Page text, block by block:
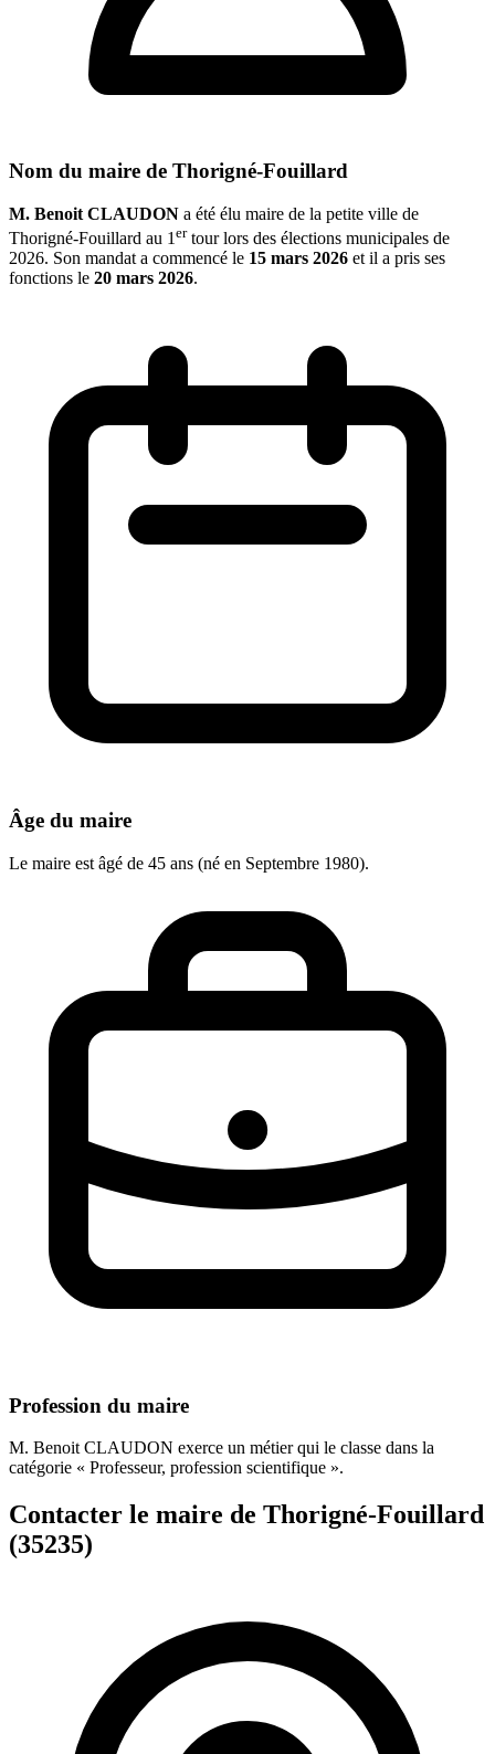
Nom du maire de Thorigné-Fouillard
M. Benoit CLAUDON a été élu maire de la petite ville de
Thorigné-Fouillard au 1ertour lors des élections municipales de
2026. Son mandat a commencé le 15 mars 2026 et il a pris ses
fonctions le 20 mars 2026.
Âge du maire
Le maire est âgé de 45 ans (né en Septembre 1980).
Profession du maire
M. Benoit CLAUDON exerce un métier qui le classe dans la
catégorie « Professeur, profession scientifique ».
Contacter le maire de Thorigné-Fouillard
(35235)